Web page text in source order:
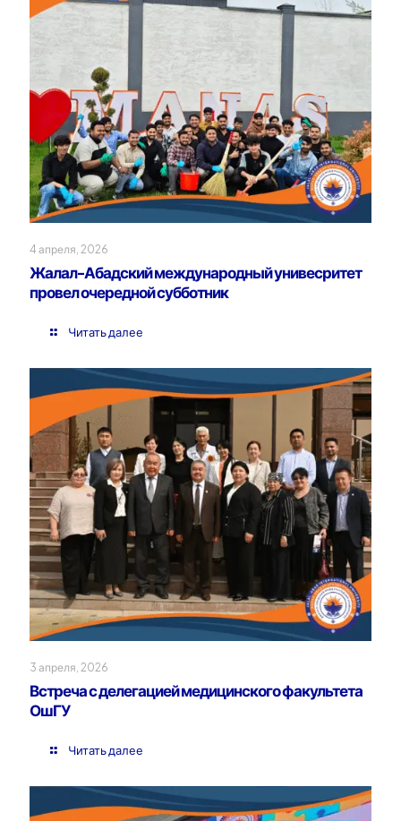
4 апреля, 2026
Жалал-Абадский международный унивесритет
провел очередной субботник
Читать далее
3 апреля, 2026
Встреча с делегацией медицинского факультета
ОшГУ
Читать далее